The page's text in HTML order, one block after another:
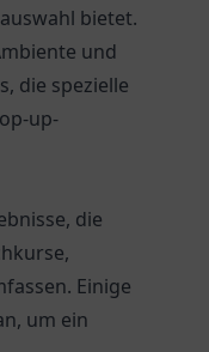
bietet.
und
die spezielle
up-
die
Einige
um ein